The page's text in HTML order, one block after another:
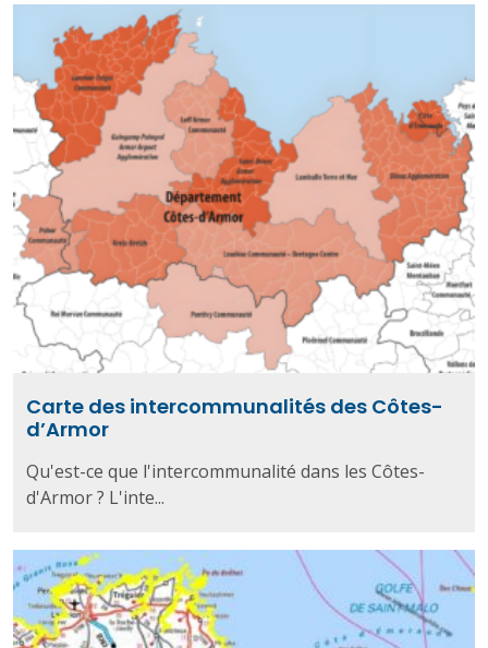
Carte des intercommunalités des Côtes-
d’Armor
Qu'est-ce que l'intercommunalité dans les Côtes-
d'Armor ? L'inte...